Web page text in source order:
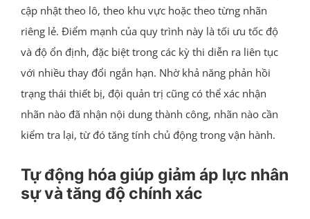
cập nhật theo lô, theo khu vực hoặc theo từng nhãn
riêng lẻ. Điểm mạnh của quy trình này là tối ưu tốc độ
và độ ổn định, đặc biệt trong các kỳ thi diễn ra liên tục
với nhiều thay đổi ngắn hạn. Nhờ khả năng phản hồi
trạng thái thiết bị, đội quản trị cũng có thể xác nhận
nhãn nào đã nhận nội dung thành công, nhãn nào cần
kiểm tra lại, từ đó tăng tính chủ động trong vận hành.
Tự động hóa giúp giảm áp lực nhân
sự và tăng độ chính xác